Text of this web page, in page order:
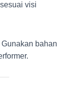
visi
Gunakan bahan